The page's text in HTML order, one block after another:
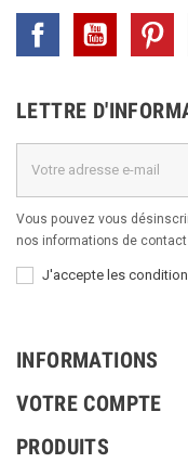
Facebook YouTube
LETTRE
Vous pouvez vous
nos informations de
J'accepte les
INFORMATIONS
VOTRE COMPTE
PRODUITS